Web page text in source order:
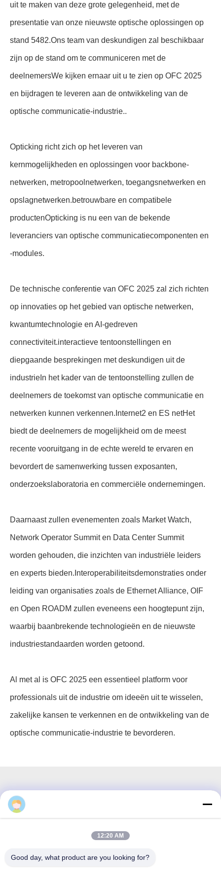
uit te maken van deze grote gelegenheid, met de
presentatie van onze nieuwste optische oplossingen op
stand 5482.Ons team van deskundigen zal beschikbaar
zijn op de stand om te communiceren met de
deelnemersWe kijken ernaar uit u te zien op OFC 2025
en bijdragen te leveren aan de ontwikkeling van de
optische communicatie-industrie..
Opticking richt zich op het leveren van
kernmogelijkheden en oplossingen voor backbone-
netwerken, metropoolnetwerken, toegangsnetwerken en
opslagnetwerken.betrouwbare en compatibele
productenOpticking is nu een van de bekende
leveranciers van optische communicatiecomponenten en
-modules.
De technische conferentie van OFC 2025 zal zich richten
op innovaties op het gebied van optische netwerken,
kwantumtechnologie en AI-gedreven
connectiviteit.interactieve tentoonstellingen en
diepgaande besprekingen met deskundigen uit de
industrieIn het kader van de tentoonstelling zullen de
deelnemers de toekomst van optische communicatie en
netwerken kunnen verkennen.Internet2 en ES netHet
biedt de deelnemers de mogelijkheid om de meest
recente vooruitgang in de echte wereld te ervaren en
bevordert de samenwerking tussen exposanten,
onderzoekslaboratoria en commerciële ondernemingen.
Daarnaast zullen evenementen zoals Market Watch,
Network Operator Summit en Data Center Summit
worden gehouden, die inzichten van industriële leiders
en experts bieden.Interoperabiliteitsdemonstraties onder
leiding van organisaties zoals de Ethernet Alliance, OIF
en Open ROADM zullen eveneens een hoogtepunt zijn,
waarbij baanbrekende technologieën en de nieuwste
industriestandaarden worden getoond.
Al met al is OFC 2025 een essentieel platform voor
professionals uit de industrie om ideeën uit te wisselen,
zakelijke kansen te verkennen en de ontwikkeling van de
optische communicatie-industrie te bevorderen.
E-mailen: fanny@opticking.com
Tel.: +86-755-83425935-83425936
12:20 AM
Good day, what product are you looking for?